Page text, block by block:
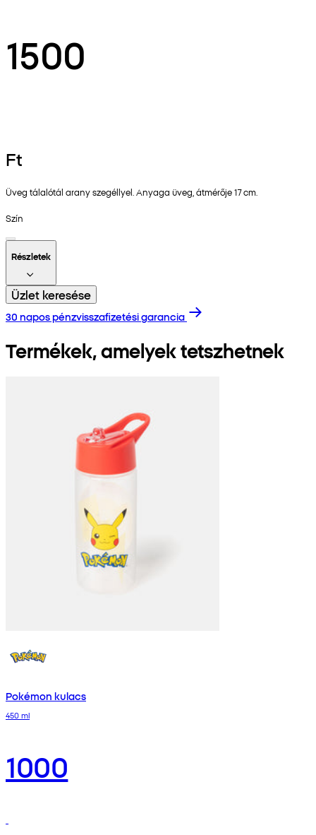
1500
Ft
Üveg tálalótál arany szegéllyel. Anyaga üveg, átmérője 17 cm.
Szín
Részletek
Üzlet keresése
30 napos pénzvisszafizetési garancia
Termékek, amelyek tetszhetnek
Pokémon kulacs
450 ml
1000